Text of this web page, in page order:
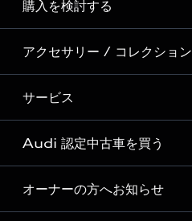
Audi Sport
Formula 1®
デジタルサービス
ディーラー検索
新車在庫検索
試乗車・展示車検索
見積り依頼
試乗予約
購入を検討する
モデル一覧
特別仕様モデル / 限定モデル
e-tronラインアップ
価格シミュレーション
車両比較
アクセサリー / コレクション
純正アクセサリー
オンラインショップ
Audi collection
アウディナビアプリ
サービス
サービス入庫予約
サービスプログラム
メンテナンス
Audi 認定中古車を買う
Audi認定中古車
オーナーの方へお知らせ